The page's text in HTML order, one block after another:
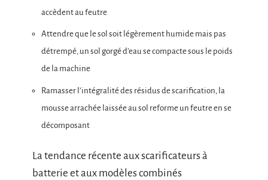
accèdent au feutre
Attendre que le sol soit légèrement humide mais pas
détrempé, un sol gorgé d’eau se compacte sous le poids
de la machine
Ramasser l’intégralité des résidus de scarification, la
mousse arrachée laissée au sol reforme un feutre en se
décomposant
La tendance récente aux scarificateurs à
batterie et aux modèles combinés